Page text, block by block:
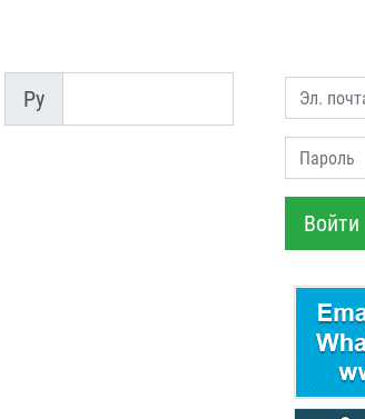
Py
Py Эл. почта
Пароль
Войти